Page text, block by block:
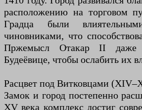
расположению на торговом
Градца были
чиновниками, что
Пржемысл Отакар II даже
Будеёвице, чтобы ослабить их
Расцвет под Витковцами
Замок и город постепенно
XV века комплекс достиг